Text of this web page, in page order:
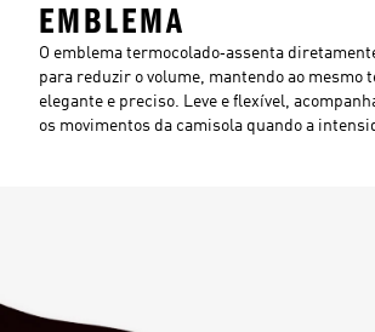
EMBLEMA
O emblema termocolado‑assenta
para reduzir o volume, mantendo ao mesmo
elegante e preciso. Leve e flexível,
os movimentos da camisola quando a